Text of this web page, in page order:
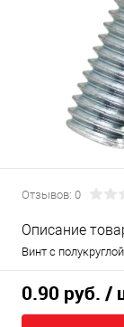
Отзывов: 0
Описание
Винт с
0.90 руб. /